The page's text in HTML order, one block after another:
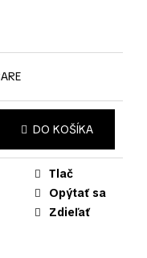
DO KOŠÍKA
Tlač
Opýtať sa
Zdieľať